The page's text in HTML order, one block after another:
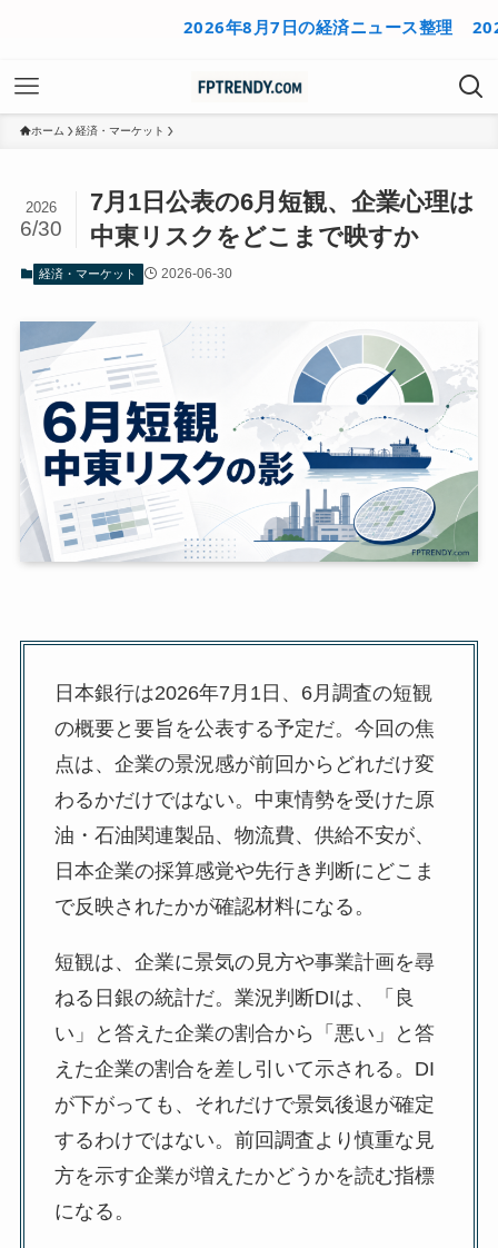
2026年8月7日の経済ニュース整理 2026年8
ホーム 経済・マーケット
7月1日公表の6月短観、企業心理は
中東リスクをどこまで映すか
2026
6/30
経済・マーケット 2026-06-30
日本銀行は2026年7月1日、6月調査の短観
の概要と要旨を公表する予定だ。今回の焦
点は、企業の景況感が前回からどれだけ変
わるかだけではない。中東情勢を受けた原
油・石油関連製品、物流費、供給不安が、
日本企業の採算感覚や先行き判断にどこま
で反映されたかが確認材料になる。
短観は、企業に景気の見方や事業計画を尋
ねる日銀の統計だ。業況判断DIは、「良
い」と答えた企業の割合から「悪い」と答
えた企業の割合を差し引いて示される。DI
が下がっても、それだけで景気後退が確定
するわけではない。前回調査より慎重な見
方を示す企業が増えたかどうかを読む指標
になる。